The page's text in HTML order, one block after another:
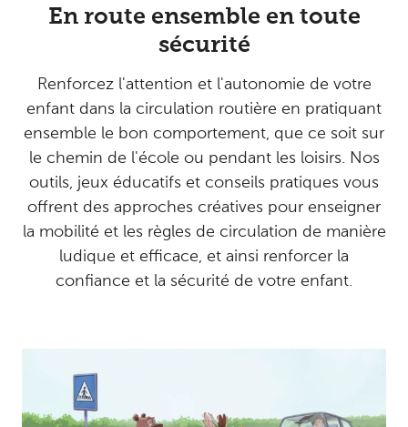
En route ensemble en toute
sécurité
Renforcez l'attention et l'autonomie de votre
enfant dans la circulation routière en pratiquant
ensemble le bon comportement, que ce soit sur
le chemin de l'école ou pendant les loisirs. Nos
outils, jeux éducatifs et conseils pratiques vous
offrent des approches créatives pour enseigner
la mobilité et les règles de circulation de manière
ludique et efficace, et ainsi renforcer la
confiance et la sécurité de votre enfant.